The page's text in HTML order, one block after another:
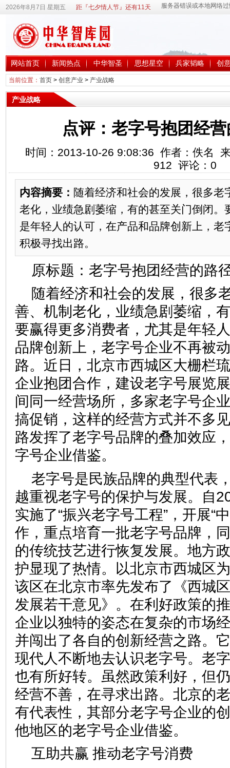
2026年8月7日 星期五 距『七夕情人节』还有11天
网站首页 新闻热点 中华智圣 思想星空 兵家韬略 创
当前位置： 首页> 创意产业 > 产业战略
产业战略
点评：老字号抱团经
时间：2013-10-26 9:08:36 作者：佚名
912 评论： 0
内容摘要： 随着经济和社会的发展，很多老
老化，业绩急剧萎缩，有的甚至关门倒闭。
是年轻人的认可，在产品和品牌创新上，老
积极寻找出路。
原标题：老字号抱团经营的路
随着经济和社会的发展，很多
善、机制老化，业绩急剧萎缩，
要赢得更多消费者，尤其是年轻
品牌创新上，老字号企业不再被
路。近日，北京市西城区大栅栏
企业抱团合作，建设老字号展览
间同一经营场所，多家老字号企
搞促销，这样的经营方式并不多
路发挥了老字号品牌的叠加效应
字号企业借鉴。
老字号是民族品牌的典型代表
越重视老字号的保护与发展。自
实施了“振兴老字号工程”，开展“
作，重点培育一批老字号品牌，
的传统技艺进行恢复发展。地方
护显现了热情。以北京市西城区
该区在北京市率先发布了《西城
发展若干意见》。在利好政策的
企业以独特的姿态在复杂的市场
并闯出了各自的创新经营之路。
现代人不断地去认识老字号。老
也有所好转。虽然政策利好，但
经营不善，在寻求出路。北京的
有代表性，其部分老字号企业的
他地区的老字号企业借鉴。
互助共赢 推动老字号消费